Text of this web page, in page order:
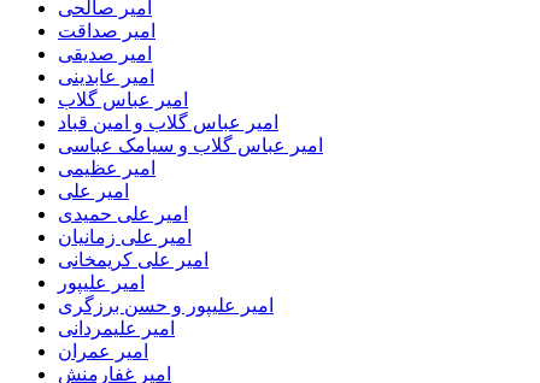
امیر صالحی
امیر صداقت
امیر صدیقی
امیر عابدینی
امیر عباس گلاب
امیر عباس گلاب و امین قباد
امیر عباس گلاب و سیامک عباسی
امیر عظیمی
امیر علی
امیر علی حمیدی
امیر علی زمانیان
امیر علی کریمخانی
امیر علیپور
امیر علیپور و حسن برزگری
امیر علیمردانی
امیر عمران
امیر غفارمنش